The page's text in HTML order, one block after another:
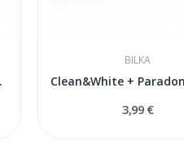
75 ml
BILKA
3,99 €